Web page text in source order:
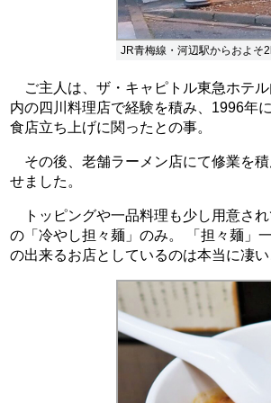
JR青梅線・河辺駅からおよそ
ご主人は、ザ・キャピトル東急ホテ
内の四川料理店で経験を積み、1996年
食店立ち上げに関ったとの事。
その後、老舗ラーメン店にて修業を
せました。
トッピングや一品料理も少し用意さ
の「冷やし担々麺」のみ。 「担々麺」
の出来るお店としているのは本当に凄